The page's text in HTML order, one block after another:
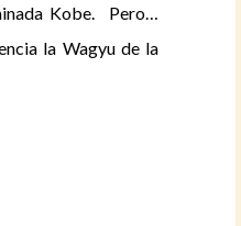
Kobe. Pero…
la Wagyu de la